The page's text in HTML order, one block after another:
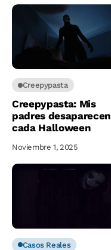
Creepypasta
Creepypasta: Mis
padres desaparecen
cada Halloween
Noviembre 1, 2025
Casos Reales